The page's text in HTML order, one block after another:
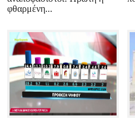
φθαρμένη...